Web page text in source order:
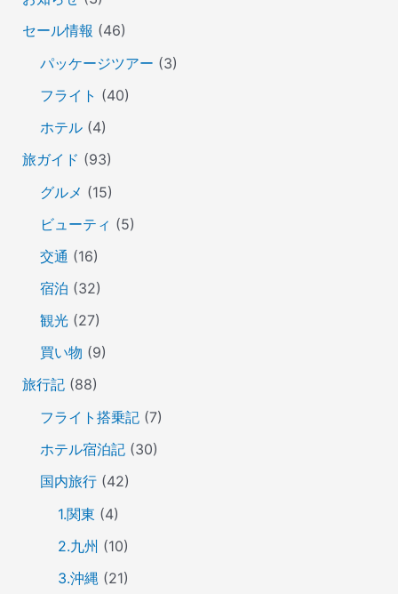
セール情報 (46)
パッケージツアー (3)
フライト (40)
ホテル(4)
旅ガイド (93)
グルメ (15)
ビューティ (5)
交通 (16)
宿泊 (32)
観光(27)
買い物 (9)
旅行記(88)
フライト搭乗記(7)
ホテル宿泊記(30)
国内旅行(42)
1.関東 (4)
2.九州 (10)
3.沖縄(21)